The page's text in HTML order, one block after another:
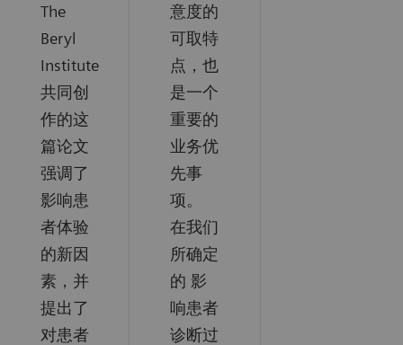
The
Beryl
Institute
共同创
作的这
篇论⽂
强调了
影响患
者体验
的新因
素，并
提出了
对患者
意度的
可取特
点，也
是⼀个
重要的
业务优
先事
项。
在我们
所确定
的 影
响患者
诊断过